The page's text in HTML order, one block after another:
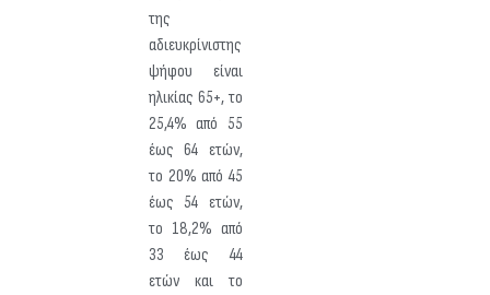
της
αδιευκρίνιστης
ψήφου είναι
ηλικίας 65+, το
25,4% από 55
έως 64 ετών,
το 20% από 45
έως 54 ετών,
το 18,2% από
33 έως 44
ετών και το